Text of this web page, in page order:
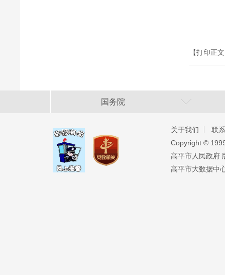
【打印正
国务院
关于我们
联
Copyright ©️
高平市人民政府
高平市大数据